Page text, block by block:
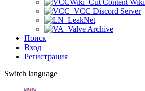
Cut Content Wiki
VCC Discord Server
LeakNet
Valve Archive
Поиск
Вход
Регистрация
Switch language